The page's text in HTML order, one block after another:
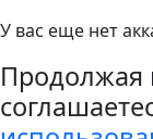
У вас еще нет
Продолжая